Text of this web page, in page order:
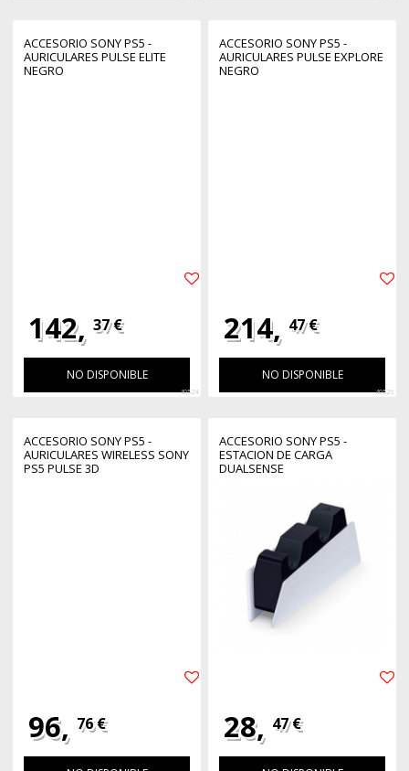
ACCESORIO SONY PS5 -
AURICULARES PULSE ELITE
NEGRO
142, 37 €
NO DISPONIBLE
40524
ACCESORIO SONY PS5 -
AURICULARES PULSE EXPLORE
NEGRO
214, 47 €
NO DISPONIBLE
40526
ACCESORIO SONY PS5 -
AURICULARES WIRELESS SONY
PS5 PULSE 3D
96, 76 €
ACCESORIO SONY PS5 -
ESTACION DE CARGA
DUALSENSE
28, 47 €